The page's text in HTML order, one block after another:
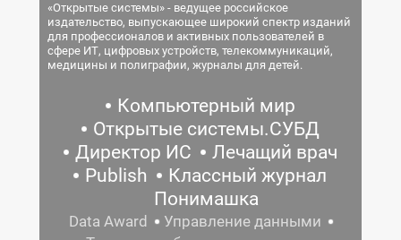
«Открытые системы» - ведущее российское
издательство, выпускающее широкий спектр изданий
для профессионалов и активных пользователей в
сфере ИТ, цифровых устройств, телекоммуникаций,
медицины и полиграфии, журналы для детей.
Компьютерный мир
Открытые системы.СУБД
Директор ИС
Лечащий врач
Publish
Классный журнал
Понимашка
Data Award
Управление данными